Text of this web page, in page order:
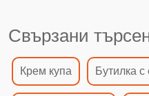
Свързани
Крем купа Бутилка